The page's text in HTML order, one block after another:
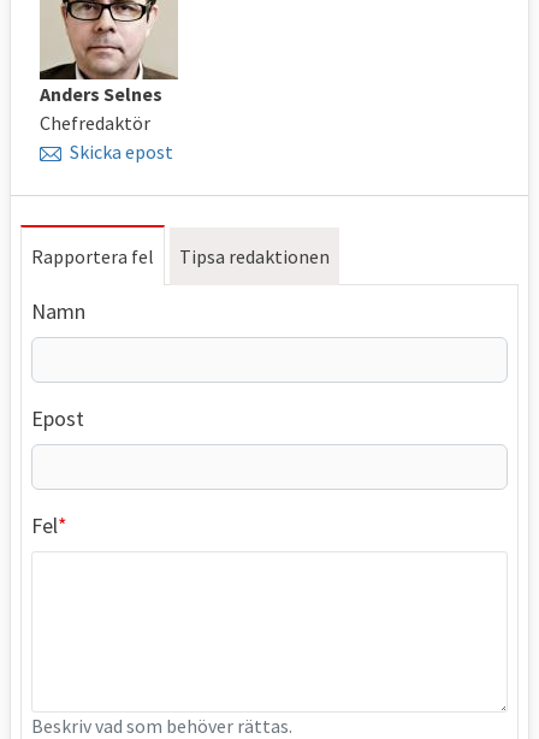
Anders Selnes
Chefredaktör
Skicka epost
Rapportera fel Tipsa redaktionen
Namn
Epost
Fel
Beskriv vad som behöver rättas.